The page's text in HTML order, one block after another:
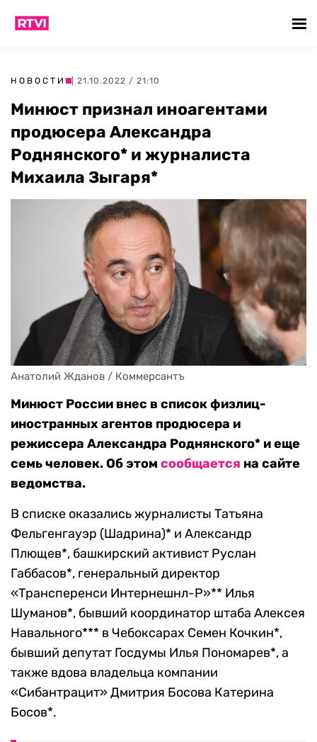
НОВОСТИ | 21.10.2022 / 21:10
Минюст признал иноагентами
продюсера Александра
Роднянского* и журналиста
Михаила Зыгаря*
Анатолий Жданов / Коммерсантъ
Минюст России внес в список физлиц-
иностранных агентов продюсера и
режиссера Александра Роднянского* и еще
семь человек. Об этом сообщается на сайте
ведомства.
В списке оказались журналисты Татьяна
Фельгенгауэр (Шадрина)* и Александр
Плющев*, башкирский активист Руслан
Габбасов*, генеральный директор
«Трансперенси Интернешнл-Р»** Илья
Шуманов*, бывший координатор штаба Алексея
Навального*** в Чебоксарах Семен Кочкин*,
бывший депутат Госдумы Илья Пономарев*, а
также вдова владельца компании
«Сибантрацит» Дмитрия Босова Катерина
Босов*.